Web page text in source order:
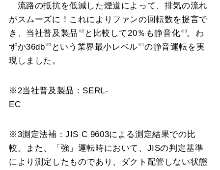
流路の抵抗を低減した煙道によって、排気の流れ
がスムーズに！これによりファンの回転数を提言で
き、当社普及製品 ※2 と比較して20％も静音化※3。わ
ずか36db ※3 という業界最小レベル ※1の静音運転を実
現しました。
※2当社普及製品：SERL-
※3測定法補：JIS C 9603による測定結果での比
較。また、「強」運転時において、JISの判定基準
により測定したものであり、ダクト配管しない状態